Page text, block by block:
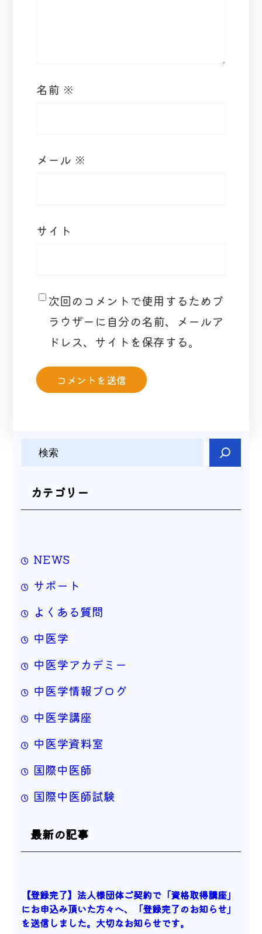
名前 ※
メール ※
サイト
次回のコメントで使用するためブ
ラウザーに自分の名前、メールア
ドレス、サイトを保存する。
カテゴリー
NEWS
サポート
よくある質問
中医学
中医学アカデミー
中医学情報ブログ
中医学講座
中医学資料室
国際中医師
国際中医師試験
最新の記事
【登録完了】法人様団体ご契約で「資格取得講座」
にお申込み頂いた方々へ、「登録完了のお知らせ」
を送信しました。大切なお知らせです。